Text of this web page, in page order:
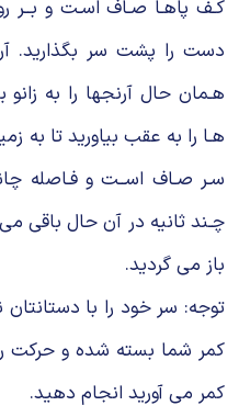
کـف پاهـا صـاف اسـت و بــر
دست را پشت سر بگذارید.
هـمان حال آرنجها را به
هـا را به عقب بیاورید تا به
سـر صـاف اســت و فـاصله
چـند ثانیه در آن حال باقی
باز می گردید.
توجه: سر خود را با
کمر شما بسته شده و حرکت
کمر می آورید انجام دهید.